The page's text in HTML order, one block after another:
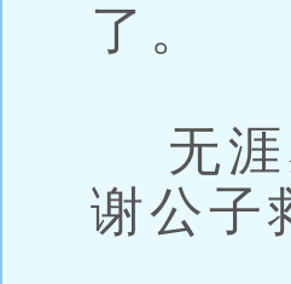
了。
无涯
谢公子